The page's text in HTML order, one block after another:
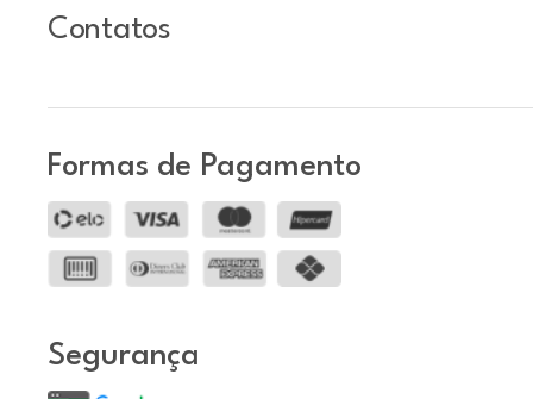
Contatos
Formas de Pagamento
Segurança